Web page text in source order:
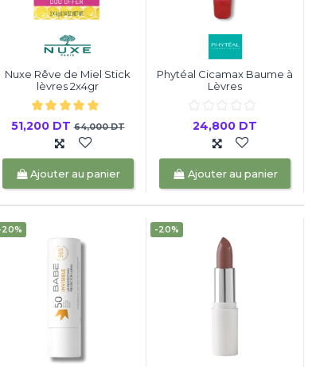
Nuxe Rêve de Miel Stick
lèvres 2x4gr
51,200 DT64,000 DT
Ajouter au panier
Phytéal Cicamax Baume à
Lèvres
24,800 DT
Ajouter au panier
20% -20%